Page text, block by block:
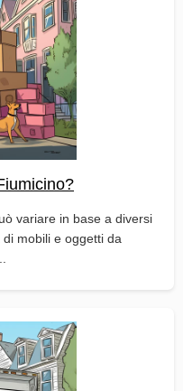
variare in base a diversi
mobili e oggetti da